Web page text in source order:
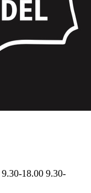
9.30-18.00 9.30-